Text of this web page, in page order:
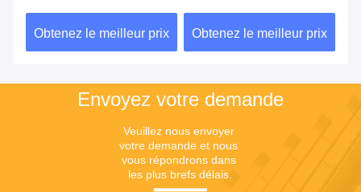
Touch Screen
Obtenez le meilleur prix
position avec l'imprimante
Built In Battery
Obtenez le meilleur prix
Envoyez votre demande
Veuillez nous envoyer
votre demande et nous
vous répondrons dans
les plus brefs délais.